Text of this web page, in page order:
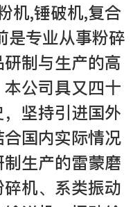
机,锤破机,复合
是专业从事粉碎
制与生产的高
公司具又四十
坚持引进国外
国内实际情况
生产的雷蒙磨
机、系类振动